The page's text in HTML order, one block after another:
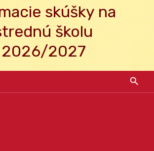
skúšky na
školu
2026/2027